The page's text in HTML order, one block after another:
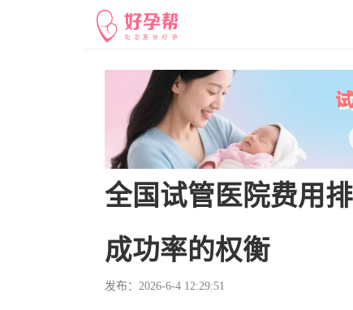
全国试管医院费用
成功率的权衡
发布：2026-6-4 12:29:51